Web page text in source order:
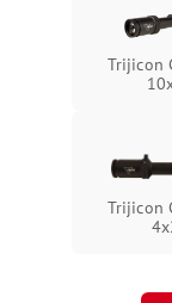
Trijicon
Trijicon